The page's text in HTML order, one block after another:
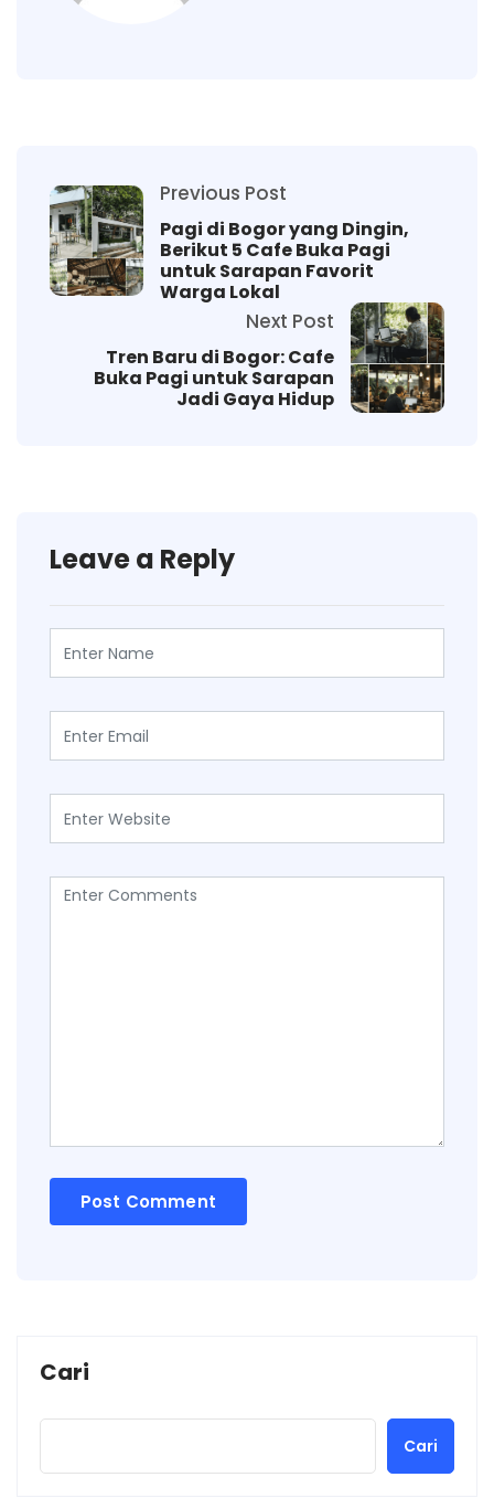
Previous Post
Pagi di Bogor yang Dingin,
Berikut 5 Cafe Buka Pagi
untuk Sarapan Favorit
Warga Lokal
Next Post
Tren Baru di Bogor: Cafe
Buka Pagi untuk Sarapan
Jadi Gaya Hidup
Leave a Reply
Cari
Cari